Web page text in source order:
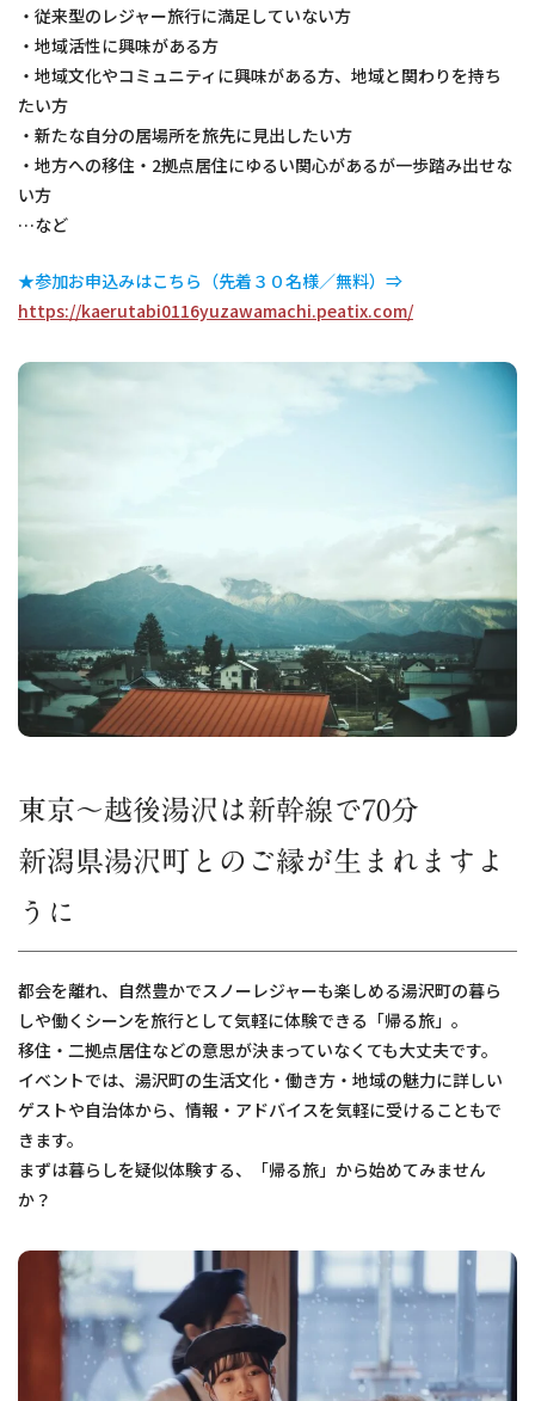
・従来型のレジャー旅行に満足していない方
・地域活性に興味がある方
・地域文化やコミュニティに興味がある方、地域と関わりを持ち
たい方
・新たな自分の居場所を旅先に見出したい方
・地方への移住・2拠点居住にゆるい関心があるが一歩踏み出せな
い方
…など
★参加お申込みはこちら（先着３０名様／無料）⇒
https://kaerutabi0116yuzawamachi.peatix.com/
東京〜越後湯沢は新幹線で70分
新潟県湯沢町とのご縁が生まれますよ
うに
都会を離れ、自然豊かでスノーレジャーも楽しめる湯沢町の暮ら
しや働くシーンを旅行として気軽に体験できる「帰る旅」。
移住・二拠点居住などの意思が決まっていなくても大丈夫です。
イベントでは、湯沢町の生活文化・働き方・地域の魅力に詳しい
ゲストや自治体から、情報・アドバイスを気軽に受けることもで
きます。
まずは暮らしを疑似体験する、「帰る旅」から始めてみません
か？